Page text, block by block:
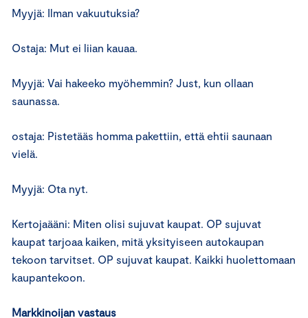
Myyjä: Ilman vakuutuksia?
Ostaja: Mut ei liian kauaa.
Myyjä: Vai hakeeko myöhemmin? Just, kun ollaan
saunassa.
ostaja: Pistetääs homma pakettiin, että ehtii saunaan
vielä.
Myyjä: Ota nyt.
Kertojaääni: Miten olisi sujuvat kaupat. OP sujuvat
kaupat tarjoaa kaiken, mitä yksityiseen autokaupan
tekoon tarvitset. OP sujuvat kaupat. Kaikki huolettomaan
kaupantekoon.
Markkinoijan vastaus